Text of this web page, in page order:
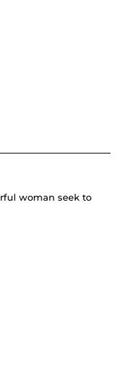
woman seek to